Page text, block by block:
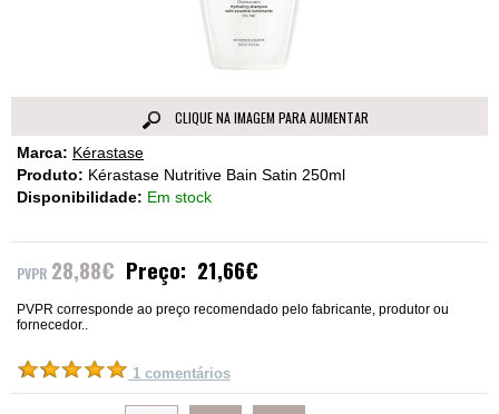
CLIQUE NA IMAGEM PARA AUMENTAR
Marca: Kérastase
Produto: Kérastase Nutritive Bain Satin 250ml
Disponibilidade: Em stock
28,88€ Preço: 21,66€
PVPR corresponde ao preço recomendado pelo fabricante, produtor ou
fornecedor..
1 comentários